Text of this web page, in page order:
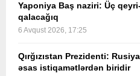
Yaponiya Baş naziri: Üç
qalacağıq
6 Avqust 2026, 17:25
Qırğızıstan Prezidenti:
əsas istiqamətlərdən biridir